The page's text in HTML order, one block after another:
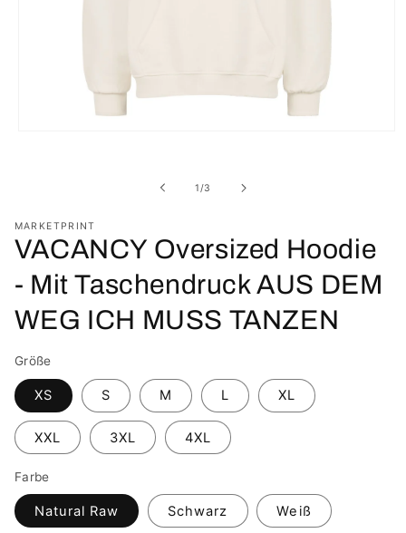
1 /von
3
MARKETPRINT
VACANCY Oversized Hoodie
- Mit Taschendruck AUS DEM
WEG ICH MUSS TANZEN
Größe
XS S M L XL
XXL 3XL 4XL
Farbe
Natural Raw Schwarz Weiß